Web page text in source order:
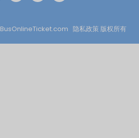
BusOnlineTicket.com 隐私政策 版权所有